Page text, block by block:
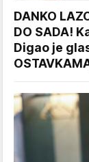
DANKO
DO SADA!
Digao je